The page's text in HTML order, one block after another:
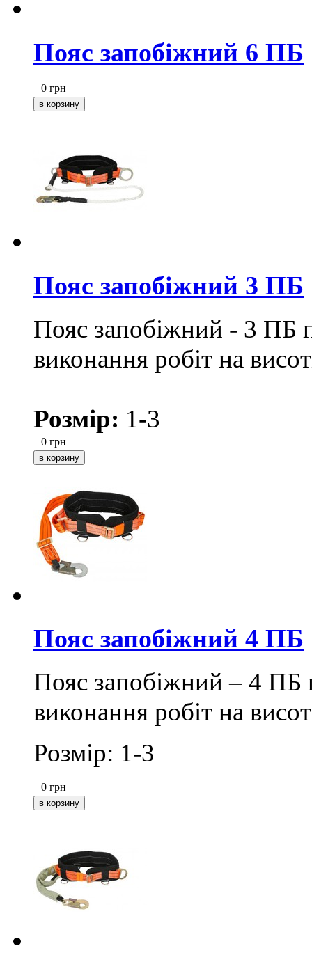
Пояс запобіжний 6 ПБ
0 грн
Пояс запобіжний 3 ПБ
Пояс запобіжний - 3 ПБ
виконання робіт на
Розмір: 1-3
0 грн
Пояс запобіжний 4 ПБ
Пояс запобіжний – 4 ПБ
виконання робіт на
Розмір: 1-3
0 грн